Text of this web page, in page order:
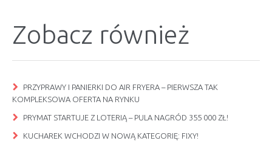
Zobacz również
PRZYPRAWY I PANIERKI DO AIR FRYERA – PIERWSZA TAK
KOMPLEKSOWA OFERTA NA RYNKU
PRYMAT STARTUJE Z LOTERIĄ – PULA NAGRÓD 355 000 ZŁ!
KUCHAREK WCHODZI W NOWĄ KATEGORIĘ: FIXY!